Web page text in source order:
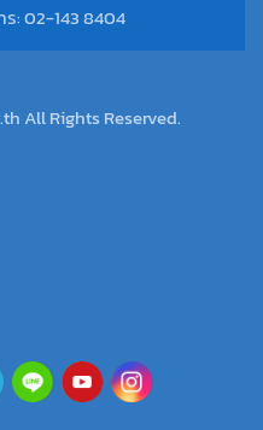
ร: 02-143 8404
All Rights Reserved.